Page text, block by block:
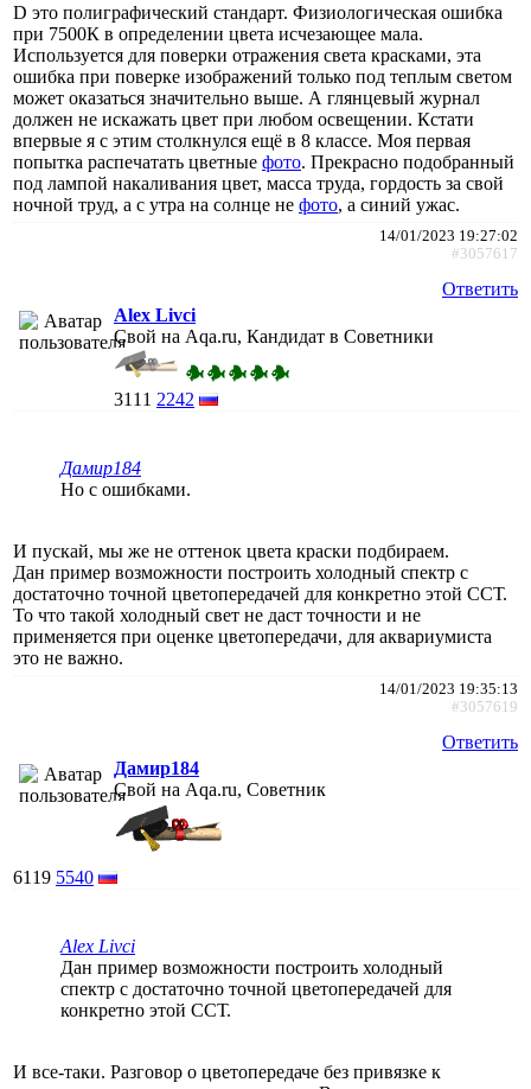
D это полиграфический стандарт. Физиологическая ошибка
при 7500К в определении цвета исчезающее мала.
Используется для поверки отражения света красками, эта
ошибка при поверке изображений только под теплым светом
может оказаться значительно выше. А глянцевый журнал
должен не искажать цвет при любом освещении. Кстати
впервые я с этим столкнулся ещё в 8 классе. Моя первая
попытка распечатать цветные фото. Прекрасно подобранный
под лампой накаливания цвет, масса труда, гордость за свой
ночной труд, а с утра на солнце не фото, а синий ужас.
14/01/2023 19:27:02
#3057617
Ответить
Alex Livci
Свой на Aqa.ru, Кандидат в Советники
3111 2242
Дамир184
Но с ошибками.
И пускай, мы же не оттенок цвета краски подбираем.
Дан пример возможности построить холодный спектр с
достаточно точной цветопередачей для конкретно этой ССТ.
То что такой холодный свет не даст точности и не
применяется при оценке цветопередачи, для аквариумиста
это не важно.
14/01/2023 19:35:13
#3057619
Ответить
Дамир184
Свой на Aqa.ru, Советник
6119 5540
Alex Livci
Дан пример возможности построить холодный
спектр с достаточно точной цветопередачей для
конкретно этой ССТ.
И все-таки. Разговор о цветопередаче без привязке к